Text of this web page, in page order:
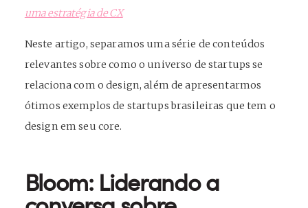
uma estratégia de CX
Neste artigo, separamos uma série de conteúdos
relevantes sobre como o universo de startups se
relaciona com o design, além de apresentarmos
ótimos exemplos de startups brasileiras que tem o
design em seu core.
Bloom: Liderando a